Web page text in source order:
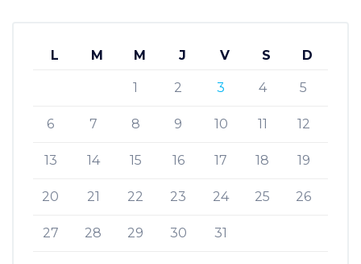
L M M J V S D
1 2 3 4 5
6 7 8 9 10 11 12
13 14 15 16 17 18 19
20 21 22 23 24 25 26
27 28 29 30 31